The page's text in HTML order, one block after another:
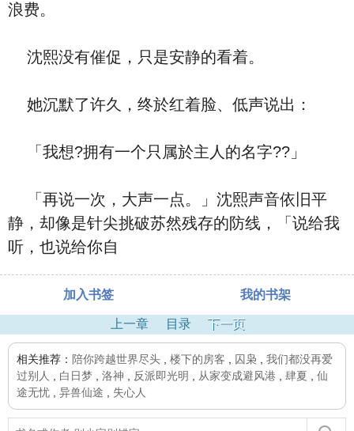
浪费。
沈熙没有催促，只是安静的看着。
她沉默了许久，终於红着脸、低声说出：
「我想?拥有一个只属於主人的名字??」
「再说一次，大声一点。」沈熙声音依旧平
静，却像是针尖挑破苏然残存的防线，「说给我
听，也说给你自
加入书签 我的书架
上一章 目录 下一页
相关推荐： 陪你跨越世界尽头 楼下的房客 囚枭
我们都没再爱
过别人
白日梦 洛神 反派即光明 从家变成避风港 肆夏
仙
途无忧
异兽仙途 失心人